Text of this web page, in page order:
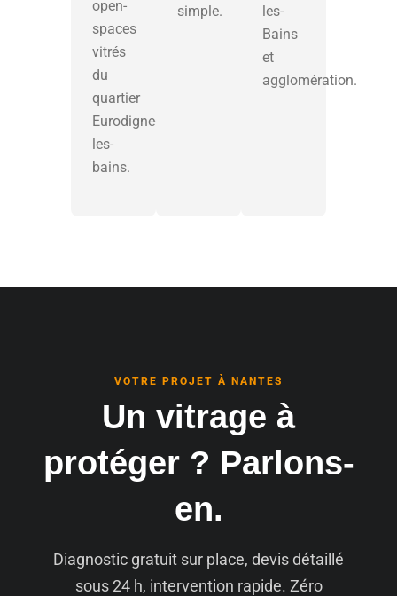
open-
spaces
vitrés
du
quartier
Eurodigne-
les-
bains.
simple.
les-
Bains
et
agglomération.
VOTRE PROJET À NANTES
Un vitrage à
protéger ? Parlons-
en.
Diagnostic gratuit sur place, devis détaillé
sous 24 h, intervention rapide. Zéro